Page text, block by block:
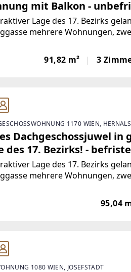
mit Balkon -
Lage des 17. Bezirks
mehrere Wohnungen,
überwiegend befristet und
sowie einige leerstehende
91,82 m² 3
1170 WIEN, HERNALS
Dachgeschossjuwel in
des 17. Bezirks! -
Lage des 17. Bezirks
mehrere Wohnungen,
überwiegend befristet und
sowie einige leerstehende
95,04
1080 WIEN, JOSEFSTADT